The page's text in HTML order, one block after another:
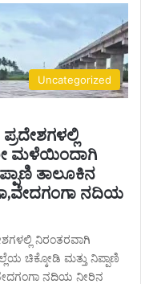
Uncategorized
ಮಳೆಯಿಂದಾಗಿ
ತಾಲೂಕಿನ
ನದಿಯ
ನಿರಂತರವಾಗಿ
ಚಿಕ್ಕೋಡಿ ಮತ್ತು ನಿಪ್ಪಾಣಿ
ನದಿಯ ನೀರಿನ